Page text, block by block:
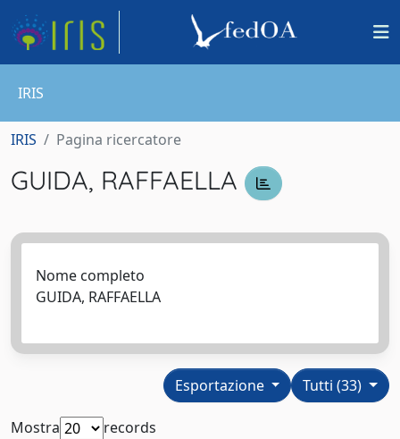
IRIS
IRIS Pagina ricercatore
GUIDA, RAFFAELLA
Nome completo
GUIDA, RAFFAELLA
Tutti (33)
Esportazione
Mostra
records